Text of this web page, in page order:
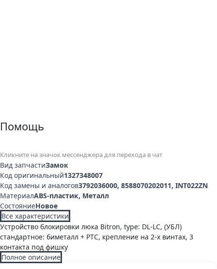
Помощь
Кликните на значок мессенджера для перехода в чат
Вид запчастиЗамок
Код оригинальный1327348007
Код замены и аналогов3792036000, 8588070202011, INT022ZN
МатериалABS-пластик, Металл
СостояниеНовое
Все характеристики
Устройство блокировки люка Bitron, type: DL-LC, (УБЛ)
стандартное: биметалл + PTC, крепление на 2-х винтах, 3
контакта под фишку
Полное описание